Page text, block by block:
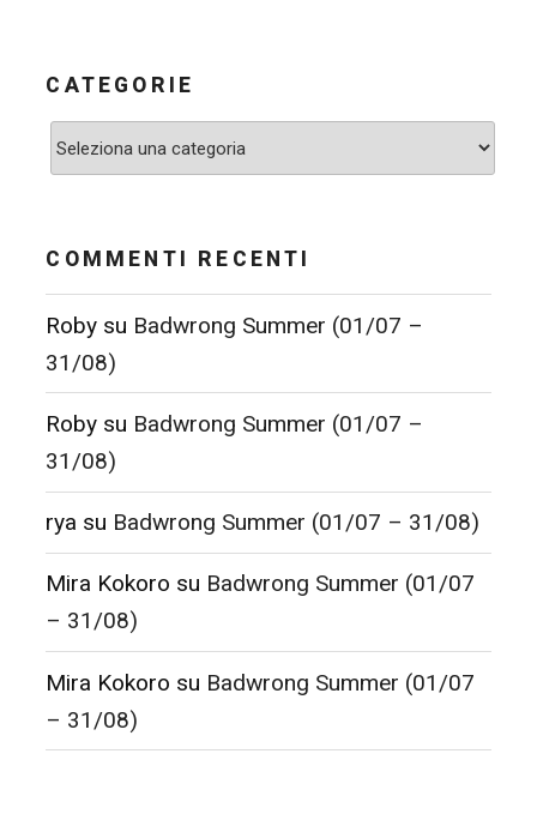
CATEGORIE
Categorie
COMMENTI RECENTI
Roby su Badwrong Summer (01/07 –
31/08)
Roby su Badwrong Summer (01/07 –
31/08)
rya su Badwrong Summer (01/07 – 31/08)
Mira Kokoro su Badwrong Summer (01/07
– 31/08)
Mira Kokoro su Badwrong Summer (01/07
– 31/08)